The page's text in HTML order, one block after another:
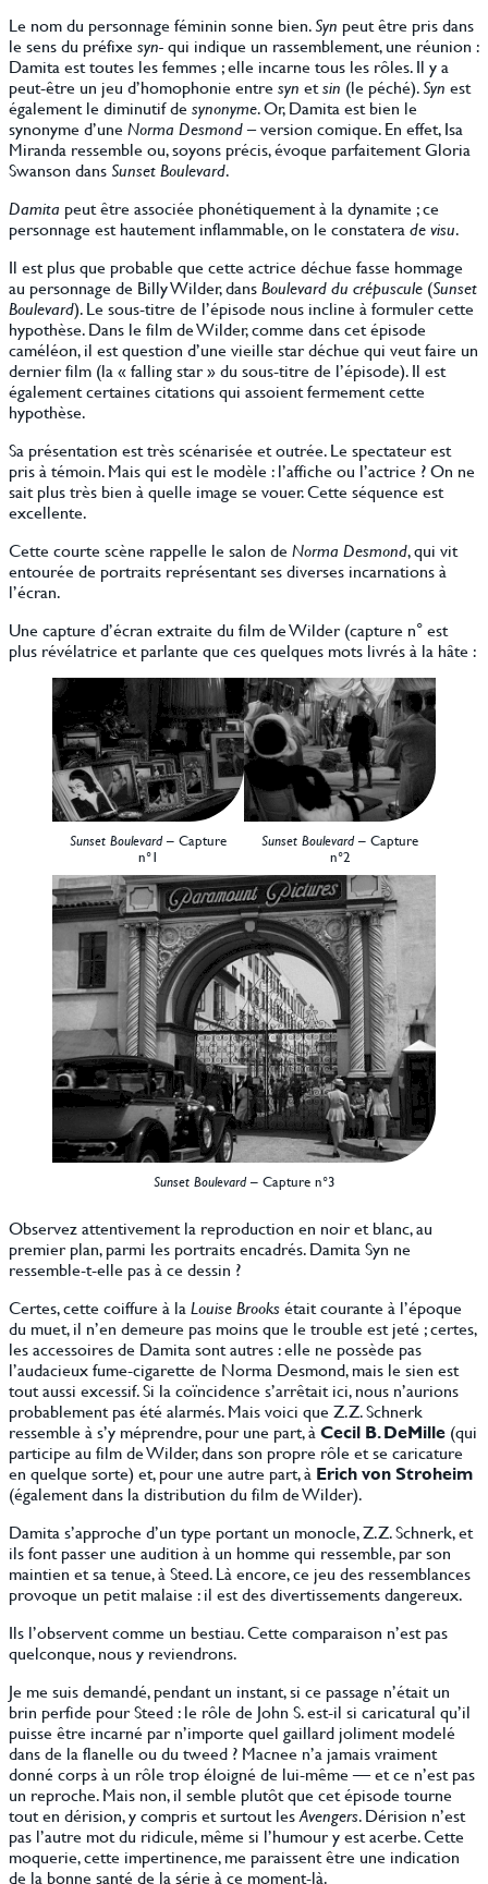
Le nom du personnage féminin sonne bien.Syn peut être pris dans
le sens du préfixe syn-qui indique un rassemblement, une réunion :
Damita est toutes les femmes ; elle incarne tous les rôles. Il y a
peut-être un jeu d’homophonie entre syn etsin (le péché).Syn est
également le diminutif de synonyme. Or, Damita est bien le
synonyme d’une Norma Desmond– version comique. En effet, Isa
Miranda ressemble ou, soyons précis, évoque parfaitement Gloria
Swanson dans Sunset Boulevard.
Damita peut être associée phonétiquement à la dynamite ; ce
personnage est hautement inflammable, on le constaterade visu.
Il est plus que probable que cette actrice déchue fasse hommage
au personnage de Billy Wilder, dansBoulevard du crépuscule (Sunset
Boulevard). Le sous-titre de l’épisode nous incline à formuler cette
hypothèse. Dans le film de Wilder, comme dans cet épisode
caméléon, il est question d’une vieille star déchue qui veut faire un
dernier film (la « falling star » du sous-titre de l’épisode). Il est
également certaines citations qui assoient fermement cette
hypothèse.
Sa présentation est très scénarisée et outrée. Le spectateur est
pris à témoin. Mais qui est le modèle : l’affiche ou l’actrice ? On ne
sait plus très bien à quelle image se vouer. Cette séquence est
excellente.
Cette courte scène rappelle le salon de Norma Desmond, qui vit
entourée de portraits représentant ses diverses incarnations à
l’écran.
Une capture d’écran extraite du film de Wilder (capture n° est
plus révélatrice et parlante que ces quelques mots livrés à la hâte :
Sunset Boulevard– Capture
n°1
Sunset Boulevard– Capture
n°2
Sunset Boulevard– Capture n°3
Observez attentivement la reproduction en noir et blanc, au
premier plan, parmi les portraits encadrés. Damita Syn ne
ressemble-t-elle pas à ce dessin ?
Certes, cette coiffure à laLouise Brooksétait courante à l’époque
du muet, il n’en demeure pas moins que le trouble est jeté ; certes,
les accessoires de Damita sont autres : elle ne possède pas
l’audacieux fume-cigarette de Norma Desmond, mais le sien est
tout aussi excessif. Si la coïncidence s’arrêtait ici, nous n’aurions
probablement pas été alarmés. Mais voici que Z.Z. Schnerk
ressemble à s’y méprendre, pour une part, àCecil B. DeMille (qui
participe au film de Wilder, dans son propre rôle et se caricature
en quelque sorte) et, pour une autre part, à Erich von Stroheim
(également dans la distribution du film de Wilder).
Damita s’approche d’un type portant un monocle, Z.Z. Schnerk, et
ils font passer une audition à un homme qui ressemble, par son
maintien et sa tenue, à Steed. Là encore, ce jeu des ressemblances
provoque un petit malaise : il est des divertissements dangereux.
Ils l’observent comme un bestiau. Cette comparaison n’est pas
quelconque, nous y reviendrons.
Je me suis demandé, pendant un instant, si ce passage n’était un
brin perfide pour Steed : le rôle de John S. est-il si caricatural qu’il
puisse être incarné par n’importe quel gaillard joliment modelé
dans de la flanelle ou du tweed ? Macnee n’a jamais vraiment
donné corps à un rôle trop éloigné de lui-même — et ce n’est pas
un reproche. Mais non, il semble plutôt que cet épisode tourne
tout en dérision, y compris et surtout lesAvengers. Dérision n’est
pas l’autre mot du ridicule, même si l’humour y est acerbe. Cette
moquerie, cette impertinence, me paraissent être une indication
de la bonne santé de la série à ce moment-là.